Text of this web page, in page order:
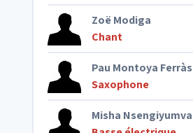
Zoë Modiga
Chant
Pau Montoya Ferràs
Saxophone
Misha Nsengiyumva